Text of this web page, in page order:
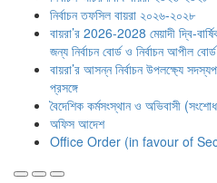
নির্বাচন তফসিল বায়রা ২০২৬-২০২৮
বায়রা’র 2026-2028 মেয়াদী দ্বি-বার্ষিক
জন্য নির্বাচন বোর্ড ও নির্বাচন আপীল
বায়রা’র আসন্ন নির্বাচন উপলক্ষ্যে
প্রসঙ্গে
বৈদেশিক কর্মসংস্থান ও অভিবাসী
অফিস আদেশ
Office Order (in favour of